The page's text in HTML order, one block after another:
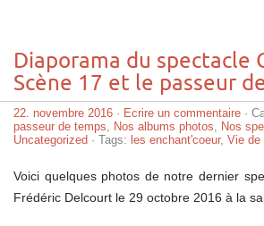
Diaporama du spectacle
Scène 17 et le passeur
22. novembre 2016 · Ecrire un commentaire ·
passeur de temps, Nos albums photos, Nos
Uncategorized · Tags: les enchant'coeur, Vie de
Voici quelques photos de notre dernier
Frédéric Delcourt le 29 octobre 2016 à la